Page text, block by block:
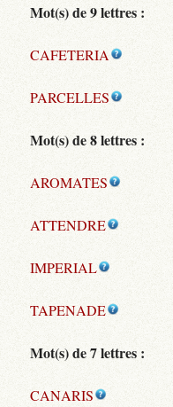
Mot(s) de 9 lettres :
CAFETERIA
PARCELLES
Mot(s) de 8 lettres :
AROMATES
ATTENDRE
IMPERIAL
TAPENADE
Mot(s) de 7 lettres :
CANARIS